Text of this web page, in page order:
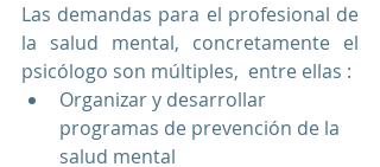
Las demandas para el profesional de
la salud mental, concretamente el
psicólogo son múltiples,  entre ellas :
Organizar y desarrollar
programas de prevención de la
salud mental